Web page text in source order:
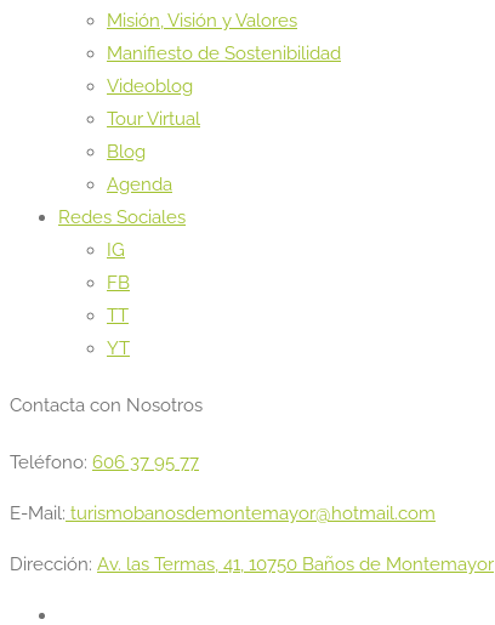
Misión, Visión y Valores
Manifiesto de Sostenibilidad
Videoblog
Tour Virtual
Blog
Agenda
Redes Sociales
IG
FB
TT
YT
Contacta con Nosotros
Teléfono: 606 37 95 77
E-Mail: turismobanosdemontemayor@hotmail.com
Dirección: Av. las Termas, 41, 10750 Baños de Montemayor